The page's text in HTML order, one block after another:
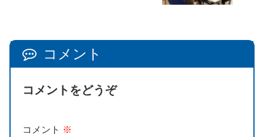
コメント
コメントをどうぞ
コメント ※